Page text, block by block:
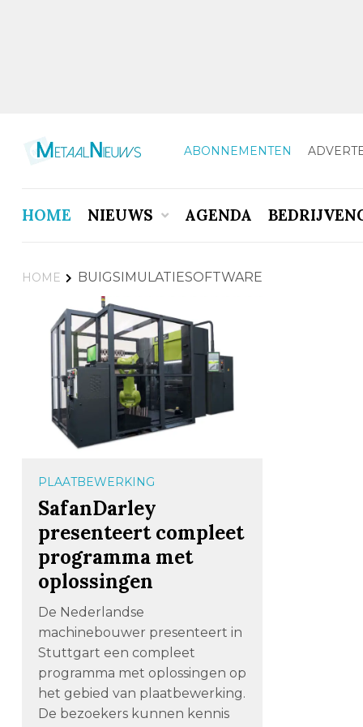
ABONNEMENTEN
HOME NIEUWS AGENDA
HOME BUIGSIMULATIESOFTWARE
PLAATBEWERKING
SafanDarley
presenteert compleet
programma met
oplossingen
De Nederlandse
machinebouwer presenteert in
Stuttgart een compleet
programma met oplossingen op
het gebied van plaatbewerking.
De bezoekers kunnen kennis